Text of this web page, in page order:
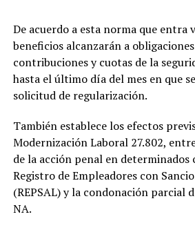
De acuerdo a esta norma que entra
beneficios alcanzarán a
contribuciones y cuotas de la
hasta el último día del mes en que
solicitud de regularización.
También establece los efectos
Modernización Laboral 27.802,
de la acción penal en determinados
Registro de Empleadores con
(REPSAL) y la condonación parcial
NA.